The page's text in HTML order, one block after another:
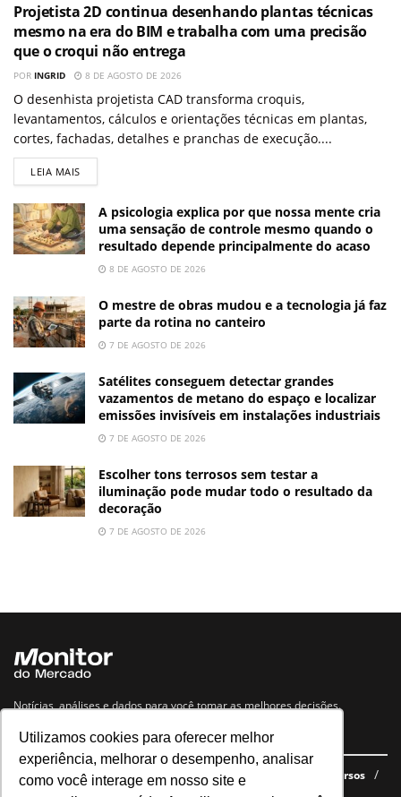
Utilizamos cookies para oferecer melhor
experiência, melhorar o desempenho, analisar
como você interage em nosso site e
Projetista 2D continua desenhando plantas técnicas
mesmo na era do BIM e trabalha com uma precisão
que o croqui não entrega
POR INGRID 8 DE AGOSTO DE 2026
O desenhista projetista CAD transforma croquis,
levantamentos, cálculos e orientações técnicas em plantas,
cortes, fachadas, detalhes e pranchas de execução....
LEIA MAIS
A psicologia explica por que nossa mente cria
uma sensação de controle mesmo quando o
resultado depende principalmente do acaso
8 DE AGOSTO DE 2026
O mestre de obras mudou e a tecnologia já faz
parte da rotina no canteiro
7 DE AGOSTO DE 2026
Satélites conseguem detectar grandes
vazamentos de metano do espaço e localizar
emissões invisíveis em instalações industriais
7 DE AGOSTO DE 2026
Escolher tons terrosos sem testar a
iluminação pode mudar todo o resultado da
decoração
7 DE AGOSTO DE 2026
Notícias, análises e dados para você tomar as melhores decisões.
Navegue no site
Últimas notícias Quem somos E-books gratuitos
Cursos